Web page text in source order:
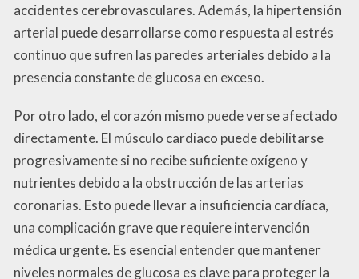
accidentes cerebrovasculares. Además, la hipertensión
arterial puede desarrollarse como respuesta al estrés
continuo que sufren las paredes arteriales debido a la
presencia constante de glucosa en exceso.
Por otro lado, el corazón mismo puede verse afectado
directamente. El músculo cardiaco puede debilitarse
progresivamente si no recibe suficiente oxígeno y
nutrientes debido a la obstrucción de las arterias
coronarias. Esto puede llevar a insuficiencia cardíaca,
una complicación grave que requiere intervención
médica urgente. Es esencial entender que mantener
niveles normales de glucosa es clave para proteger la